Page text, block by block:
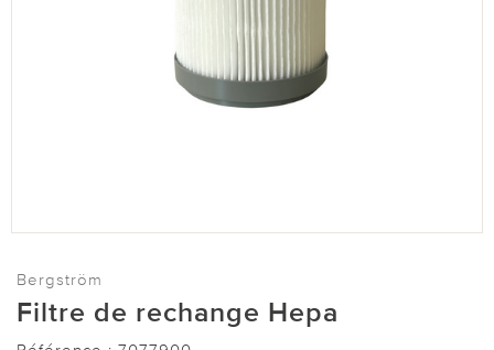
Bergström
Filtre de rechange Hepa